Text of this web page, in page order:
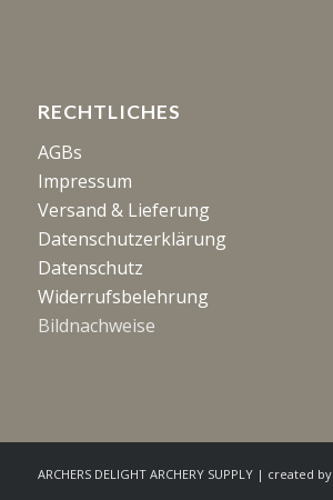
RECHTLICHES
AGBs
Impressum
Versand & Lieferung
Datenschutzerklärung
Datenschutz
Widerrufsbelehrung
Bildnachweise
ARCHERS DELIGHT ARCHERY SUPPLY | created by